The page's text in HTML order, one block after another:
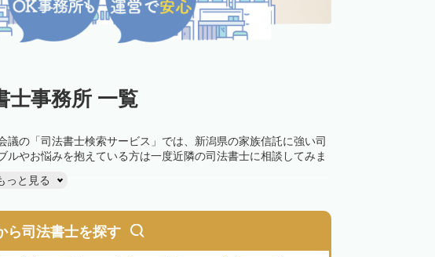
士事務所 一覧
の「司法書士検索サービス」では、新潟県の家族信託に強い司
やお悩みを抱えている方は一度近隣の司法書士に相談してみま
っと見る
ら司法書士を探す